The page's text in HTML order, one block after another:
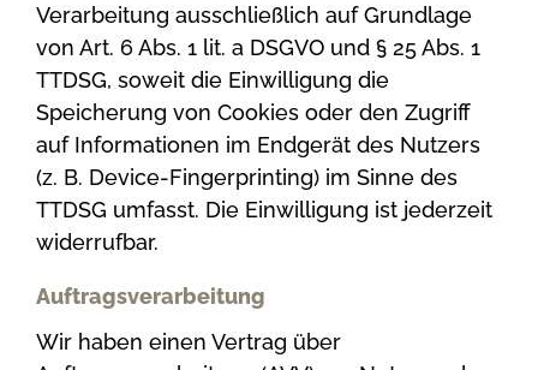
Verarbeitung ausschließlich auf Grundlage
von Art. 6 Abs. 1 lit. a DSGVO und § 25 Abs. 1
TTDSG, soweit die Einwilligung die
Speicherung von Cookies oder den Zugriff
auf Informationen im Endgerät des Nutzers
(z. B. Device-Fingerprinting) im Sinne des
TTDSG umfasst. Die Einwilligung ist jederzeit
widerrufbar.
Auftragsverarbeitung
Wir haben einen Vertrag über